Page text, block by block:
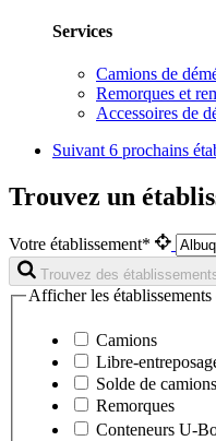
Services
Camions de
Remorques et
Accessoires de
Suivant 6 prochains
Trouvez un
Votre établissement*
Trouvez des
Afficher les
Camions
Libre-
Solde de
Remorques
Conteneurs U-